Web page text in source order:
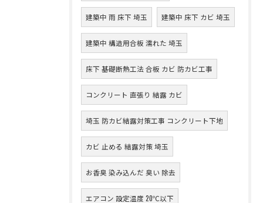
建築中 雨 床下 埼玉 建築中 床下 カビ 埼玉
建築中 構造用合板 濡れた 埼玉
床下 基礎断熱工法 合板 カビ 防カビ工事
コンクリート 直張り 結露 カビ
埼玉 防カビ結露対策工事 コンクリート下地
カビ 止める 結露対策 埼玉
お香臭 染み込んだ 臭い 除去
エアコン 設定温度 20℃以下